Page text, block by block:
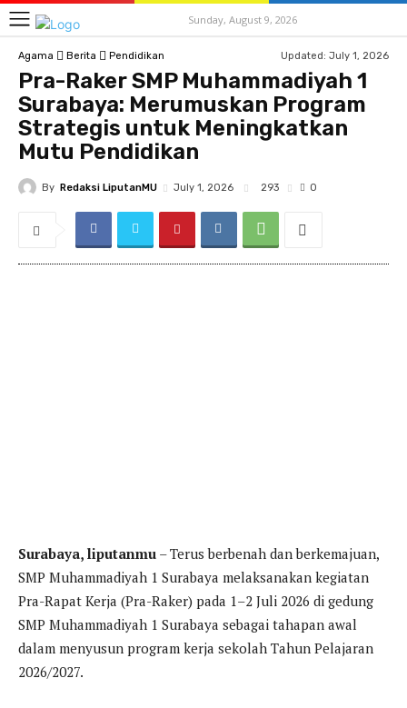
Sunday, August 9, 2026
Agama Berita Pendidikan Updated: July 1, 2026
Pra-Raker SMP Muhammadiyah 1
Surabaya: Merumuskan Program
Strategis untuk Meningkatkan
Mutu Pendidikan
By Redaksi LiputanMU July 1, 2026 293 0
Surabaya, liputanmu – Terus berbenah dan berkemajuan,
SMP Muhammadiyah 1 Surabaya melaksanakan kegiatan
Pra-Rapat Kerja (Pra-Raker) pada 1–2 Juli 2026 di gedung
SMP Muhammadiyah 1 Surabaya sebagai tahapan awal
dalam menyusun program kerja sekolah Tahun Pelajaran
2026/2027.